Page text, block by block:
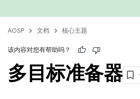
AOSP 文档 核心主题
该内容对您有帮助吗？
多目标准备器